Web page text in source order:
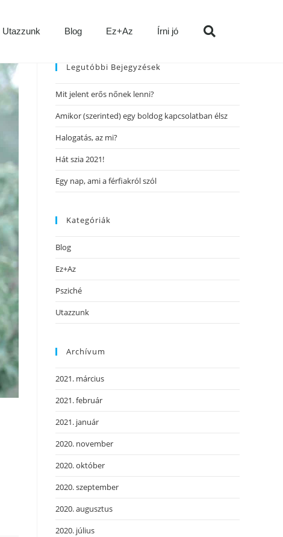
Utazzunk Blog Ez+Az Írni jó
Legutóbbi Bejegyzések
Mit jelent erős nőnek lenni?
Amikor (szerinted) egy boldog kapcsolatban élsz
Halogatás, az mi?
Hát szia 2021!
Egy nap, ami a férfiakról szól
Kategóriák
Blog
Ez+Az
Psziché
Utazzunk
Archívum
2021. március
2021. február
2021. január
2020. november
2020. október
2020. szeptember
2020. augusztus
2020. július